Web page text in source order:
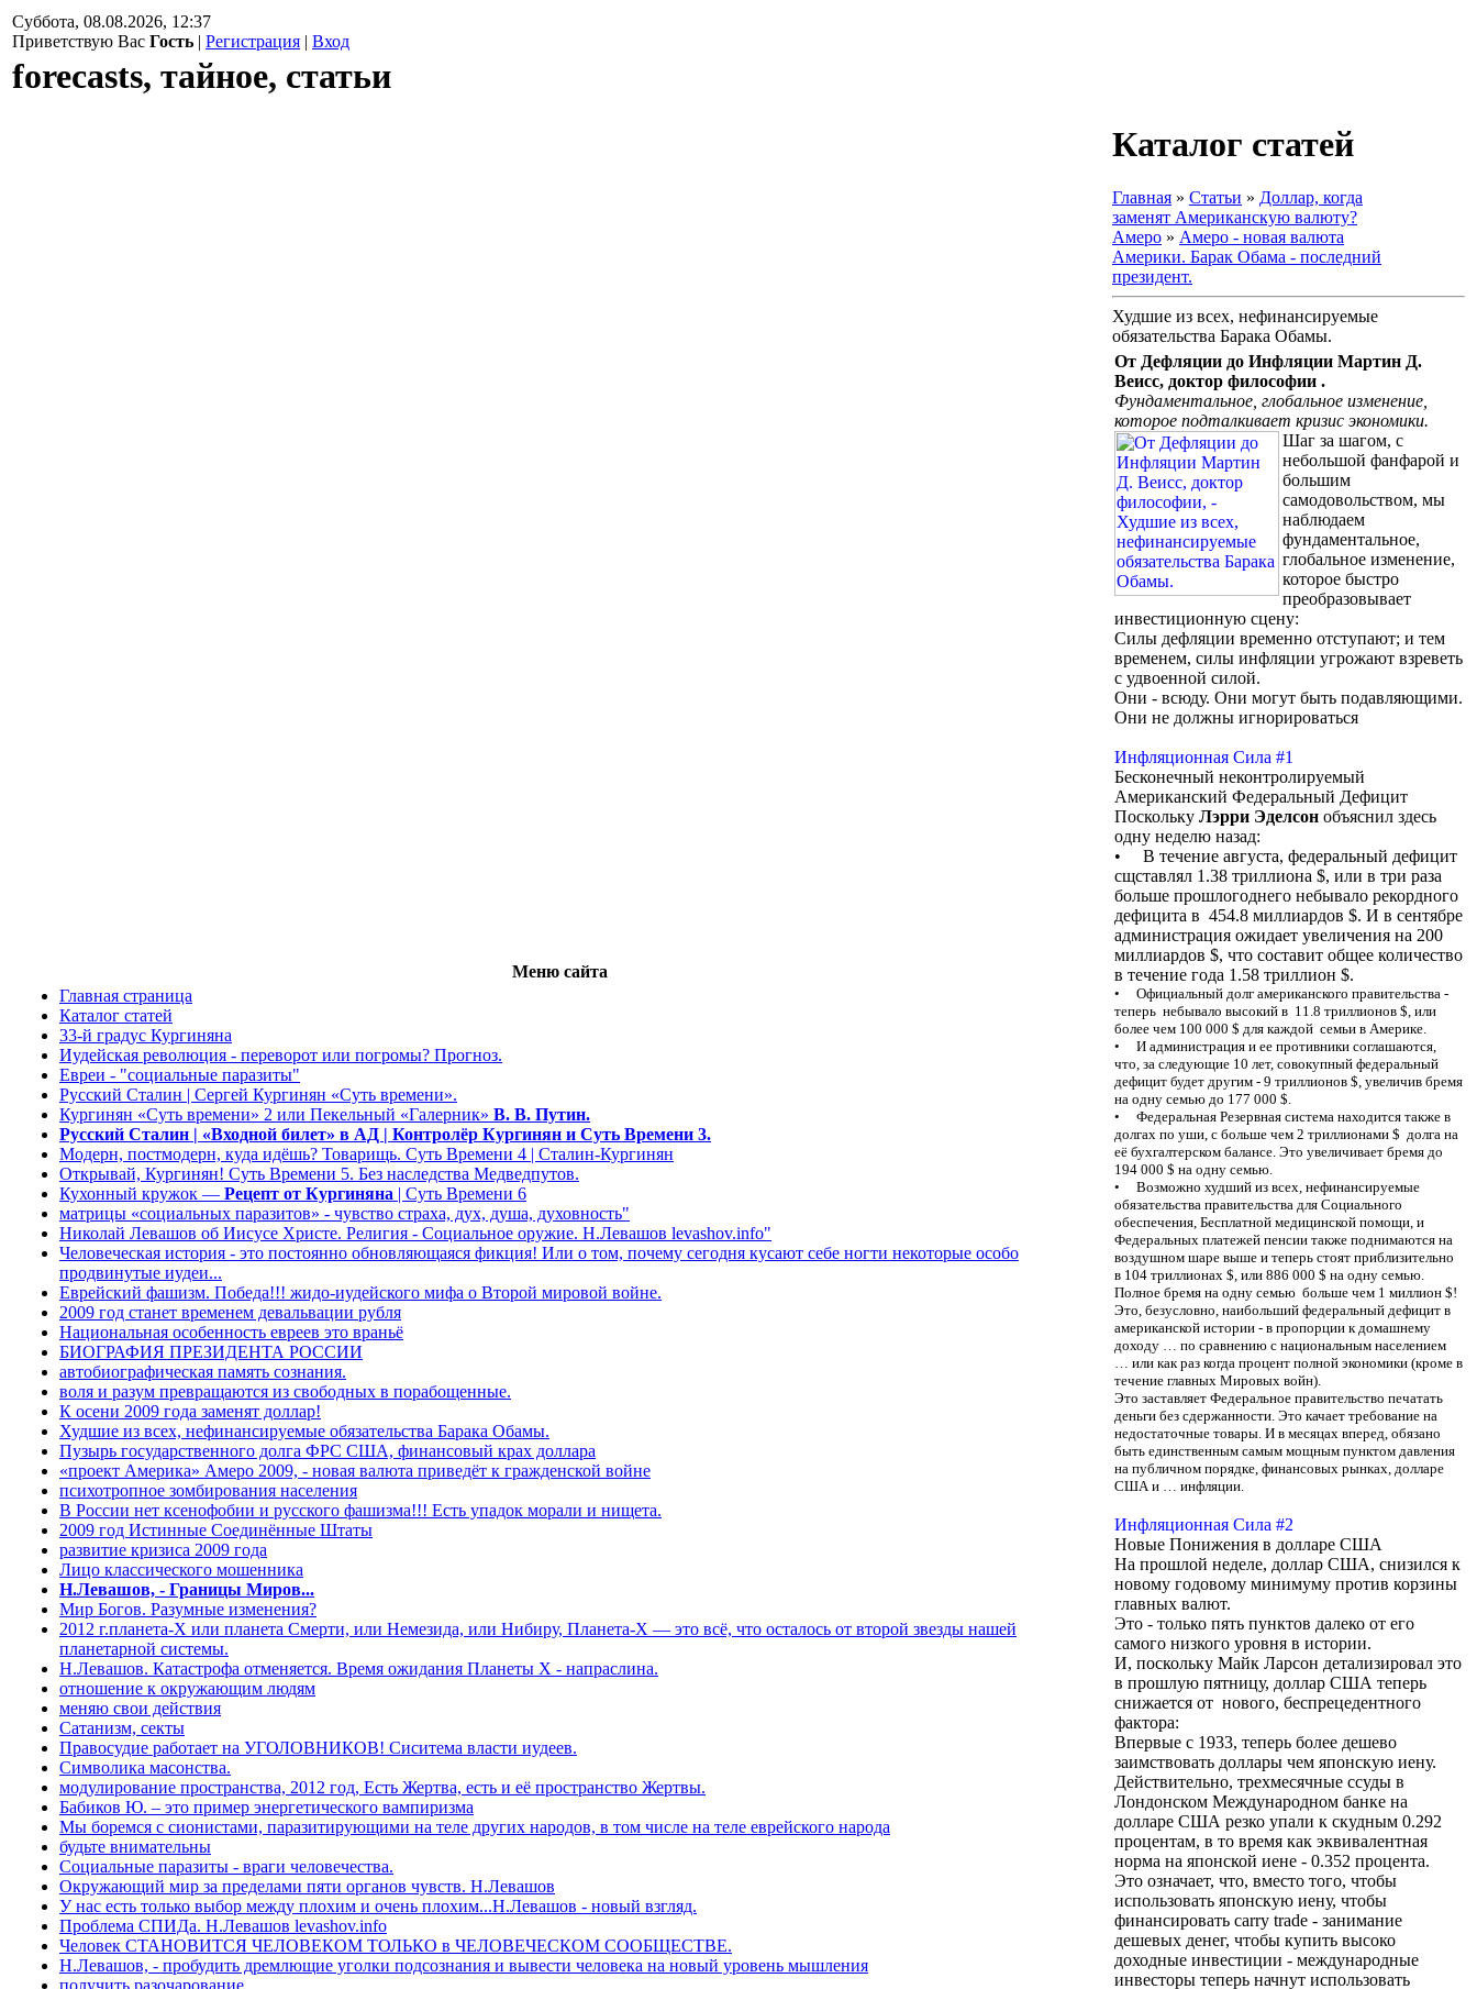
Суббота, 08.08.2026, 12:37
Приветствую Вас Гость | Регистрация | Вход
forecasts, тайное, статьи
Меню сайта
Главная страница
Каталог статей
33-й градус Кургиняна
Иудейская революция - переворот или погромы? Прогноз.
Евреи - "социальные паразиты"
Русский Сталин | Сергей Кургинян «Суть времени».
Кургинян «Суть времени» 2 или Пекельный «Галерник» В. В. Путин.
Русский Сталин | «Входной билет» в АД | Контролёр Кургинян и Суть Времени 3.
Модерн, постмодерн, куда идёшь? Товарищь. Суть Времени 4 | Сталин-Кургинян
Открывай, Кургинян! Суть Времени 5. Без наследства Медведпутов.
Кухонный кружок — Рецепт от Кургиняна | Суть Времени 6
матрицы «социальных паразитов» - чувство страха, дух, душа, духовность"
Николай Левашов об Иисусе Христе. Религия - Социальное оружие. Н.Левашов levashov.info"
Человеческая история - это постоянно обновляющаяся фикция! Или о том, почему сегодня кусают себе ногти некоторые особо
продвинутые иудеи...
Еврейский фашизм. Победа!!! жидо-иудейского мифа о Второй мировой войне.
2009 год станет временем девальвации рубля
Национальная особенность евреев это враньё
БИОГРАФИЯ ПРЕЗИДЕНТА РОССИИ
автобиографическая память сознания.
воля и разум превращаются из свободных в порабощенные.
К осени 2009 года заменят доллар!
Худшие из всех, нефинансируемые обязательства Барака Обамы.
Пузырь государственного долга ФРС США, финансовый крах доллара
«проект Америка» Амеро 2009, - новая валюта приведёт к гражденской войне
психотропное зомбирования населения
В России нет ксенофобии и русского фашизма!!! Есть упадок морали и нищета.
2009 год Истинные Соединённые Штаты
развитие кризиса 2009 года
Лицо классического мошенника
Н.Левашов, - Границы Миров...
Мир Богов. Разумные изменения?
2012 г.планета-Х или планета Смерти, или Немезида, или Нибиру, Планета-Х — это всё, что осталось от второй звезды нашей
планетарной системы.
Н.Левашов. Катастрофа отменяется. Время ожидания Планеты Х - напраслина.
отношение к окружающим людям
меняю свои действия
Сатанизм, секты
Правосудие работает на УГОЛОВНИКОВ! Сиситема власти иудеев.
Символика масонства.
модулирование пространства, 2012 год, Есть Жертва, есть и её пространство Жертвы.
Бабиков Ю. – это пример энергетического вампиризма
Мы боремся с сионистами, паразитирующими на теле других народов, в том числе на теле еврейского народа
будьте внимательны
Социальные паразиты - враги человечества.
Окружающий мир за пределами пяти органов чувств. Н.Левашов
У нас есть только выбор между плохим и очень плохим...Н.Левашов - новый взгляд.
Проблема СПИДа. Н.Левашов levashov.info
Человек СТАНОВИТСЯ ЧЕЛОВЕКОМ ТОЛЬКО в ЧЕЛОВЕЧЕСКОМ СООБЩЕСТВЕ.
Н.Левашов, - пробудить дремлющие уголки подсознания и вывести человека на новый уровень мышления
получить разочарование
Каталог статей
Главная » Статьи » Доллар, когда
заменят Американскую валюту?
Амеро » Амеро - новая валюта
Америки. Барак Обама - последний
президент.
Худшие из всех, нефинансируемые
обязательства Барака Обамы.
От Дефляции до Инфляции Мартин Д.
Веисс, доктор философии .
Фундаментальное, глобальное изменение,
которое подталкивает кризис экономики.
Шаг за шагом, с
небольшой фанфарой и
большим
самодовольством, мы
наблюдаем
фундаментальное,
глобальное изменение,
которое быстро
преобразовывает
инвестиционную сцену:
Силы дефляции временно отступают; и тем
временем, силы инфляции угрожают взреветь
с удвоенной силой.
Они - всюду. Они могут быть подавляющими.
Они не должны игнорироваться
Инфляционная Сила #1
Бесконечный неконтролируемый
Американский Федеральный Дефицит
Поскольку Лэрри Эделсон объяснил здесь
одну неделю назад:
• В течение августа, федеральный дефицит
сщставлял 1.38 триллиона $, или в три раза
больше прошлогоднего небывало рекордного
дефицита в 454.8 миллиардов $. И в сентябре
администрация ожидает увеличения на 200
миллиардов $, что составит общее количество
в течение года 1.58 триллион $.
• Официальный долг американского правительства -
теперь небывало высокий в 11.8 триллионов $, или
более чем 100 000 $ для каждой семьи в Америке.
• И администрация и ее противники соглашаются,
что, за следующие 10 лет, совокупный федеральный
дефицит будет другим - 9 триллионов $, увеличив бремя
на одну семью до 177 000 $.
• Федеральная Резервная система находится также в
долгах по уши, с больше чем 2 триллионами $ долга на
её бухгалтерском балансе. Это увеличивает бремя до
194 000 $ на одну семью.
• Возможно худший из всех, нефинансируемые
обязательства правительства для Социального
обеспечения, Бесплатной медицинской помощи, и
Федеральных платежей пенсии также поднимаются на
воздушном шаре выше и теперь стоят приблизительно
в 104 триллионах $, или 886 000 $ на одну семью.
Полное бремя на одну семью больше чем 1 миллион $!
Это, безусловно, наибольший федеральный дефицит в
американской истории - в пропорции к домашнему
доходу … по сравнению с национальным населением
… или как раз когда процент полной экономики (кроме в
течение главных Мировых войн).
Это заставляет Федеральное правительство печатать
деньги без сдержанности. Это качает требование на
недостаточные товары. И в месяцах вперед, обязано
быть единственным самым мощным пунктом давления
на публичном порядке, финансовых рынках, долларе
США и … инфляции.
Инфляционная Сила #2
Новые Понижения в долларе США
На прошлой неделе, доллар США, снизился к
новому годовому минимуму против корзины
главных валют.
Это - только пять пунктов далеко от его
самого низкого уровня в истории.
И, поскольку Майк Ларсон детализировал это
в прошлую пятницу, доллар США теперь
снижается от нового, беспрецедентного
фактора:
Впервые с 1933, теперь более дешево
заимствовать доллары чем японскую иену.
Действительно, трехмесячные ссуды в
Лондонском Международном банке на
долларе США резко упали к скудным 0.292
процентам, в то время как эквивалентная
норма на японской иене - 0.352 процента.
Это означает, что, вместо того, чтобы
использовать японскую иену, чтобы
финансировать carry trade - занимание
дешевых денег, чтобы купить высоко
доходные инвестиции - международные
инвесторы теперь начнут использовать